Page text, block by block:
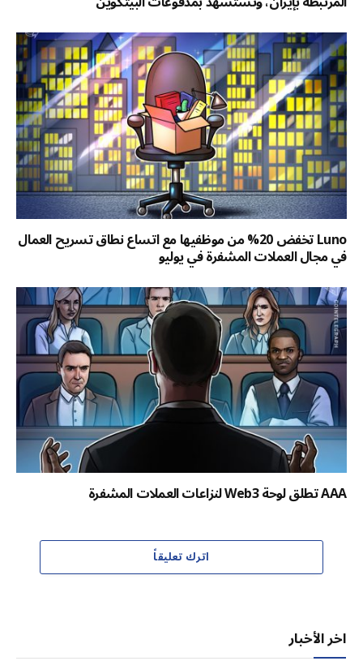
Luno تخفض 20% من موظفيها مع اتساع نطاق تسريح العمال
في مجال العملات المشفرة في يوليو
AAA تطلق لوحة Web3 لنزاعات العملات المشفرة
اترك تعليقاً
اخر الأخبار